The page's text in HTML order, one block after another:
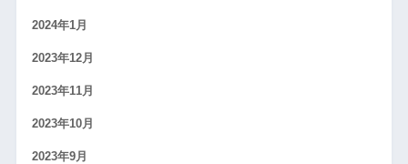
2024年1月
2023年12月
2023年11月
2023年10月
2023年9月